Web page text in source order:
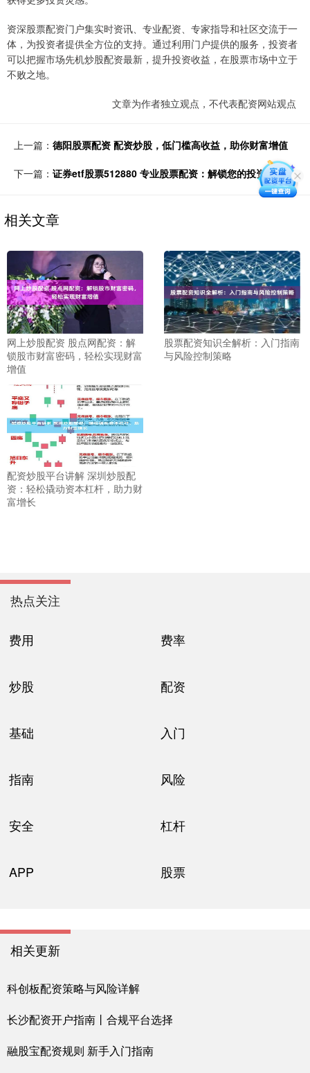
资深股票配资门户集实时资讯、专业配资、专家指导和社区交流于一
体，为投资者提供全方位的支持。通过利用门户提供的服务，投资者
可以把握市场先机炒股配资最新，提升投资收益，在股票市场中立于
不败之地。
文章为作者独立观点，不代表配资网站观点
上一篇： 德阳股票配资 配资炒股，低门槛高收益，助你财富增值
下一篇： 证券etf股票512880 专业股票配资：解锁您的投资潜力
相关文章
网上炒股配资 股点网配资：解
锁股市财富密码，轻松实现财富
增值
股票配资知识全解析：入门指南
与风险控制策略
配资炒股平台讲解 深圳炒股配
资：轻松撬动资本杠杆，助力财
富增长
热点关注
费用 费率
炒股 配资
基础 入门
指南 风险
安全 杠杆
APP 股票
相关更新
科创板配资策略与风险详解
长沙配资开户指南丨合规平台选择
融股宝配资规则 新手入门指南